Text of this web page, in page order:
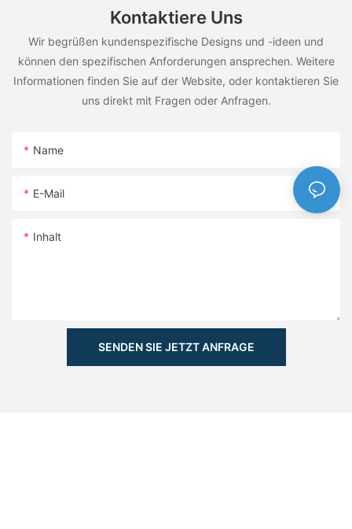
Kontaktiere Uns
Wir begrüßen kundenspezifische Designs und -ideen und
können den spezifischen Anforderungen ansprechen. Weitere
Informationen finden Sie auf der Website, oder kontaktieren Sie
uns direkt mit Fragen oder Anfragen.
Name
E-Mail
Inhalt
SENDEN SIE JETZT ANFRAGE